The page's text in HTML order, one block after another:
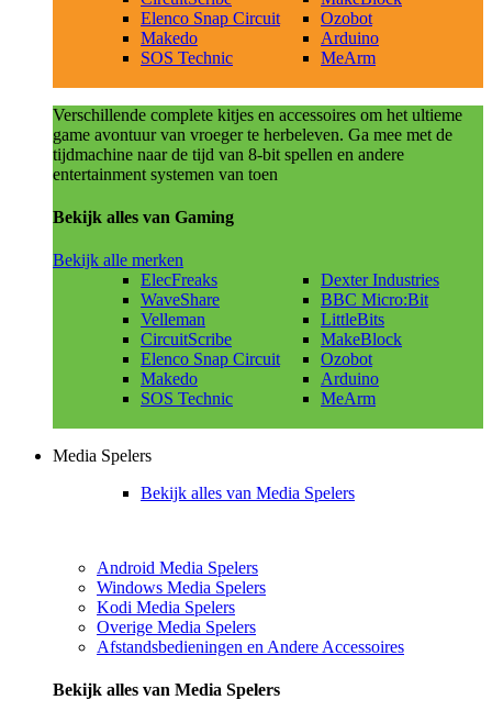
Elenco Snap Circuit
Makedo
SOS Technic
Ozobot
Arduino
MeArm
Verschillende complete kitjes en accessoires om het ultieme
game avontuur van vroeger te herbeleven. Ga mee met de
tijdmachine naar de tijd van 8-bit spellen en andere
entertainment systemen van toen
Bekijk alles van Gaming
Bekijk alle merken
ElecFreaks
WaveShare
Velleman
CircuitScribe
Elenco Snap Circuit
Makedo
SOS Technic
Dexter Industries
BBC Micro:Bit
LittleBits
MakeBlock
Ozobot
Arduino
MeArm
Media Spelers
Bekijk alles van Media Spelers
Android Media Spelers
Windows Media Spelers
Kodi Media Spelers
Overige Media Spelers
Afstandsbedieningen en Andere Accessoires
Bekijk alles van Media Spelers